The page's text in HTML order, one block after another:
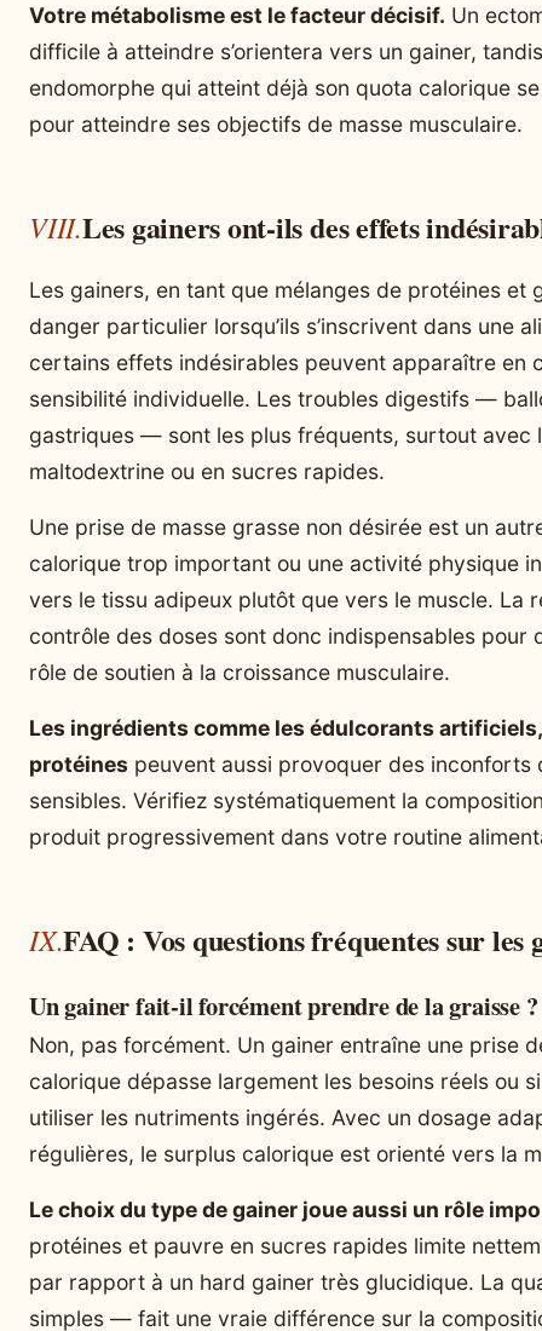
Votre métabolisme est le facteur décisif. Un
difficile à atteindre s’orientera vers un gainer,
endomorphe qui atteint déjà son quota calorique
pour atteindre ses objectifs de masse musculaire.
Les gainers ont-ils des effets
Les gainers, en tant que mélanges de protéines et
danger particulier lorsqu’ils s’inscrivent dans une
certains effets indésirables peuvent apparaître en
sensibilité individuelle. Les troubles digestifs —
gastriques — sont les plus fréquents, surtout avec
maltodextrine ou en sucres rapides.
Une prise de masse grasse non désirée est un
calorique trop important ou une activité physique
vers le tissu adipeux plutôt que vers le muscle. La
contrôle des doses sont donc indispensables pour
rôle de soutien à la croissance musculaire.
Les ingrédients comme les édulcorants
protéines peuvent aussi provoquer des inconforts
sensibles. Vérifiez systématiquement la
produit progressivement dans votre routine
FAQ : Vos questions fréquentes sur les
Un gainer fait-il forcément prendre de la graisse ?
Non, pas forcément. Un gainer entraîne une prise
calorique dépasse largement les besoins réels ou
utiliser les nutriments ingérés. Avec un dosage
régulières, le surplus calorique est orienté vers la
Le choix du type de gainer joue aussi un rôle
protéines et pauvre en sucres rapides limite
par rapport à un hard gainer très glucidique. La
simples — fait une vraie différence sur la